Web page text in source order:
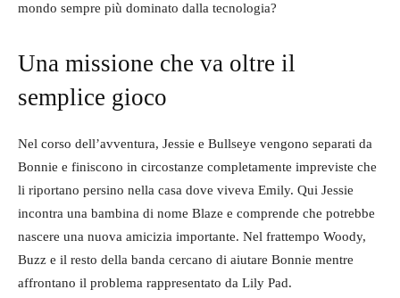
mondo sempre più dominato dalla tecnologia?
Una missione che va oltre il
semplice gioco
Nel corso dell’avventura, Jessie e Bullseye vengono separati da
Bonnie e finiscono in circostanze completamente impreviste che
li riportano persino nella casa dove viveva Emily. Qui Jessie
incontra una bambina di nome Blaze e comprende che potrebbe
nascere una nuova amicizia importante. Nel frattempo Woody,
Buzz e il resto della banda cercano di aiutare Bonnie mentre
affrontano il problema rappresentato da Lily Pad.